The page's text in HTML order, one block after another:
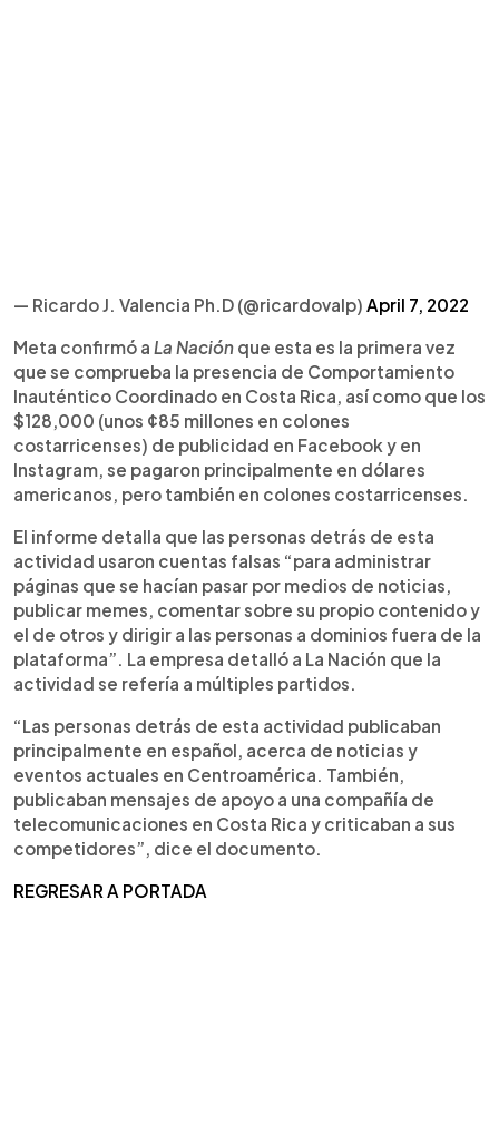
— Ricardo J. Valencia Ph.D (@ricardovalp) April 7, 2022
Meta confirmó a La Nación que esta es la primera vez
que se comprueba la presencia de Comportamiento
Inauténtico Coordinado en Costa Rica, así como que los
$128,000 (unos ¢85 millones en colones
costarricenses) de publicidad en Facebook y en
Instagram, se pagaron principalmente en dólares
americanos, pero también en colones costarricenses.
El informe detalla que las personas detrás de esta
actividad usaron cuentas falsas “para administrar
páginas que se hacían pasar por medios de noticias,
publicar memes, comentar sobre su propio contenido y
el de otros y dirigir a las personas a dominios fuera de la
plataforma”. La empresa detalló a La Nación que la
actividad se refería a múltiples partidos.
“Las personas detrás de esta actividad publicaban
principalmente en español, acerca de noticias y
eventos actuales en Centroamérica. También,
publicaban mensajes de apoyo a una compañía de
telecomunicaciones en Costa Rica y criticaban a sus
competidores”, dice el documento.
REGRESAR A PORTADA